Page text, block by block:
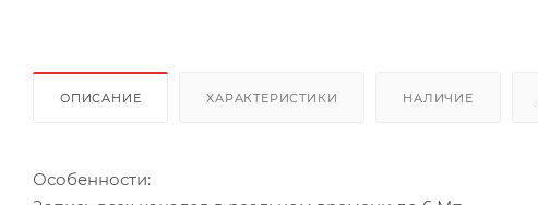
ОПИСАНИЕ ХАРАКТЕРИСТИКИ НАЛИЧИЕ
Особенности: